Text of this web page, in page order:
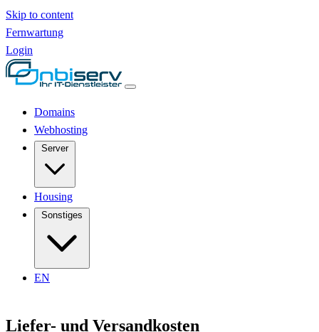
Skip to content
Fernwartung
Login
Domains
Webhosting
Server
Housing
EN
Liefer- und Versandkosten